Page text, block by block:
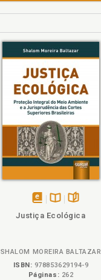
disponível
em
Disponível
Justiça Ecológica
SHALOM MOREIRA BALTAZAR
ISBN: 978853629194-9
Páginas: 262